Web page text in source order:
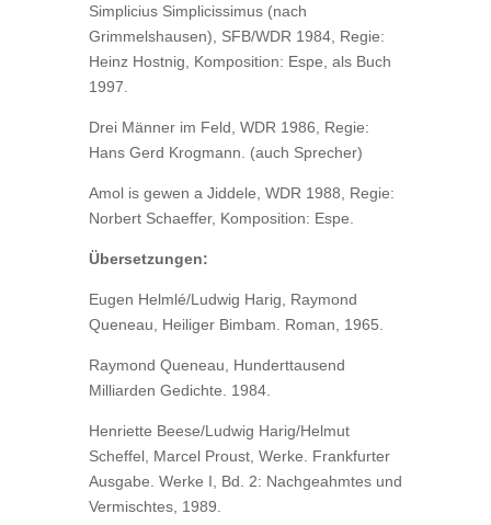
Simplicius Simplicissimus (nach
Grimmelshausen), SFB/WDR 1984, Regie:
Heinz Hostnig, Komposition: Espe, als Buch
1997.
Drei Männer im Feld, WDR 1986, Regie:
Hans Gerd Krogmann. (auch Sprecher)
Amol is gewen a Jiddele, WDR 1988, Regie:
Norbert Schaeffer, Komposition: Espe.
Übersetzungen:
Eugen Helmlé/Ludwig Harig, Raymond
Queneau, Heiliger Bimbam. Roman, 1965.
Raymond Queneau, Hunderttausend
Milliarden Gedichte. 1984.
Henriette Beese/Ludwig Harig/Helmut
Scheffel, Marcel Proust, Werke. Frankfurter
Ausgabe. Werke I, Bd. 2: Nachgeahmtes und
Vermischtes, 1989.